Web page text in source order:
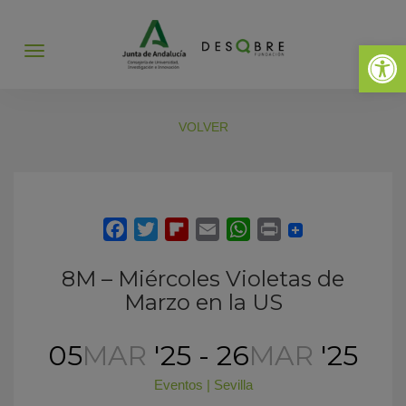
Abrir
Abrir
VOLVER
8M – Miércoles Violetas de
Marzo en la US
05MAR '25 - 26MAR '25
Eventos | Sevilla